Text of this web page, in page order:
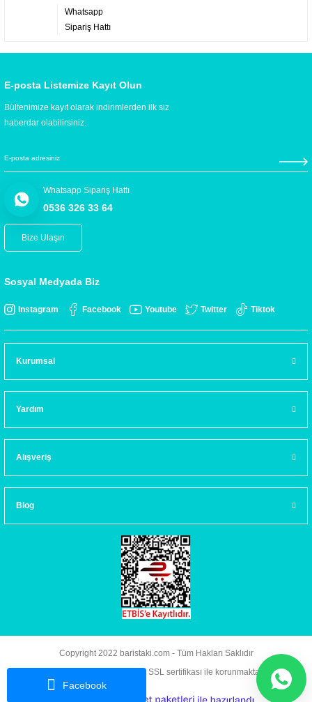
Facebook
Whatsapp
Sipariş Hattı
E-posta Listemize Kayıt Olun
Bültenimize kayıt olarak indirimlerden ilk siz
haberdar olabilirsiniz.
Whatsapp Sipariş Hattı
0536 326 33 64
Bize Ulaşın
Sosyal Medyada Biz
Instagram Facebook Youtube Twitter Tiktok
Kurumsal
Yardım
Alışveriş
Blog
Copyright 2022 baristaki.com - Tüm Hakları Saklıdır
Kredi kartı bilgileriniz 256bit SSL sertifikası ile korunmaktadır.
e- ile